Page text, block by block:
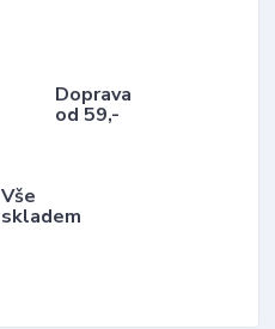
Doprava
od 59,-
Vše
skladem